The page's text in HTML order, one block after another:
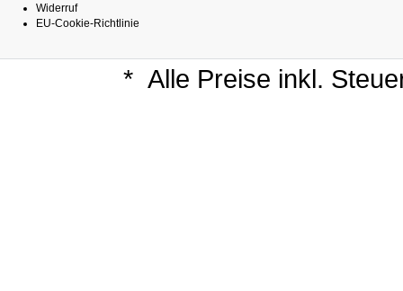
Widerruf
EU-Cookie-Richtlinie
* Alle Preise inkl.